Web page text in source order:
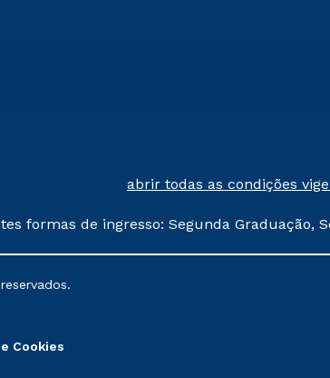
abrir todas as condições
formas de ingresso: Segunda Graduação,
sofrer alterações nos períodos de
Cookies